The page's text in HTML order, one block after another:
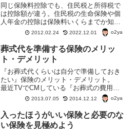
同じ保険料控除でも、住民税と所得税で
は控除額が違う。住民税の生命保険や個
人年金の控除は保険料いくらまでか知っ
てる？住民税の「一般の生命保険料」
「個人年金保険料」「個人介護医療保険
料」控除の額はいったいいくらまでなん
だろう？
2012.02.24 2022.12.01 o2ya
葬式代を準備する保険のメリッ
ト・デメリット
『お葬式代くらいは自分で準備しておき
たい』保険のメリット・デメリット。
最近TVでCMしている『お葬式の費用が
出ます』という保険入るのがお得か損
か？考えてみよう。葬式代を準備する保
険のメリット・相続手続きが終わるまで
死亡した人の預金口座が凍...
2013.07.05 2014.12.12 o2ya
入ったほうがいい保険と必要のな
い保険を見極めよう